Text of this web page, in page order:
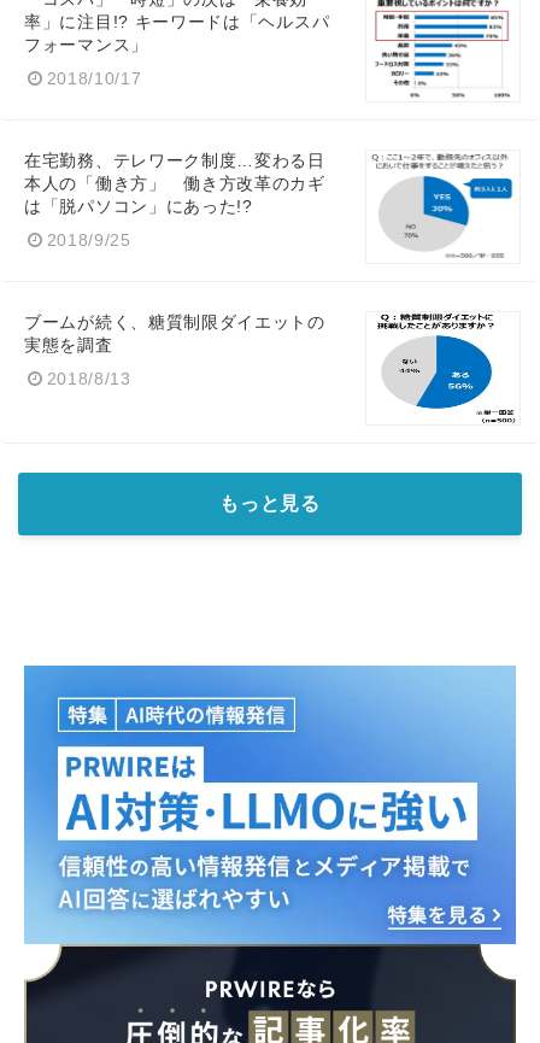
率」に注目!? キーワードは「ヘルスパ
フォーマンス」
2018/10/17
在宅勤務、テレワーク制度…変わる日
本人の「働き方」 働き方改革のカギ
は「脱パソコン」にあった!?
2018/9/25
ブームが続く、糖質制限ダイエットの
実態を調査
2018/8/13
もっと見る